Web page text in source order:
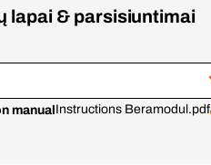
lapai & parsisiuntimai
manual Instructions Beramodul.pdf